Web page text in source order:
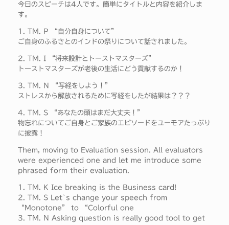
今日のスピーチは4人です。簡単にタイトルと内容を紹介しま
す。
1. TM. P “自分自身について”
ご自身のふるさとのインドの祭りについて話されました。
2. TM. I “将来設計とトーストマスターズ”
トーストマスターズが老後の生活にどう貢献するのか！
3. TM. N “写経をしよう！”
ストレスから解放されるために写経をしたが結果は？？？
4. TM. S “あなたの頭はまだ大丈夫！”
物忘れについてご自身とご家族のエピソードをユーモアたっぷり
に披露！
Them, moving to Evaluation session. All evaluators
were experienced one and let me introduce some
phrased form their evaluation.
1. TM. K Ice breaking is the Business card!
2. TM. S Let`s change your speech from
“Monotone” to “Colorful one
3. TM. N Asking question is really good tool to get